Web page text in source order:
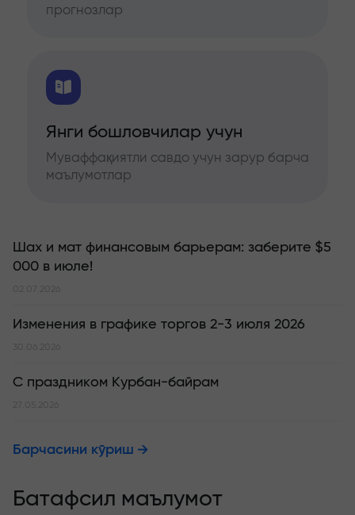
прогнозлар
Янги бошловчилар учун
Муваффақиятли савдо учун зарур барча
маълумотлар
Шах и мат финансовым барьерам: заберите $5
000 в июле!
02.07.2026
Изменения в графике торгов 2-3 июля 2026
30.06.2026
С праздником Курбан-байрам
27.05.2026
Барчасини кўриш
Батафсил маълумот